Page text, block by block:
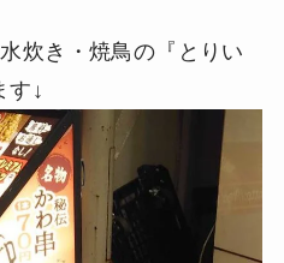
炊き・焼鳥の『とりい
す↓